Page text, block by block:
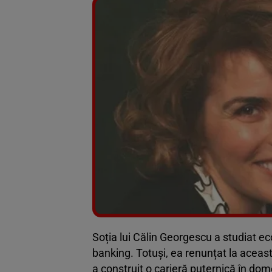
Soția lui Călin Georgescu a studiat
banking. Totuși, ea renunțat la
a construit o carieră puternică în